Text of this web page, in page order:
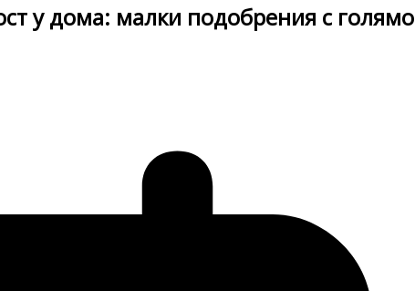
у дома: малки подобрения с голямо